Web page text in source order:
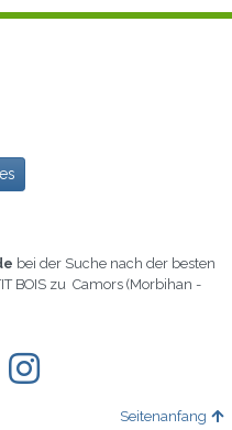
bei der Suche nach der besten
BOIS zu Camors (Morbihan -
Seitenanfang